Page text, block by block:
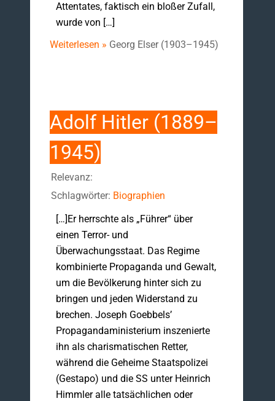
Attentates, faktisch ein bloßer Zufall,
wurde von […]
Weiterlesen » Georg Elser (1903–1945)
Adolf Hitler (1889–
1945)
Relevanz:
Schlagwörter: Biographien
[…]Er herrschte als „Führer“ über
einen Terror- und
Überwachungsstaat. Das Regime
kombinierte Propaganda und Gewalt,
um die Bevölkerung hinter sich zu
bringen und jeden Widerstand zu
brechen. Joseph Goebbels’
Propagandaministerium inszenierte
ihn als charismatischen Retter,
während die Geheime Staatspolizei
(Gestapo) und die SS unter Heinrich
Himmler alle tatsächlichen oder